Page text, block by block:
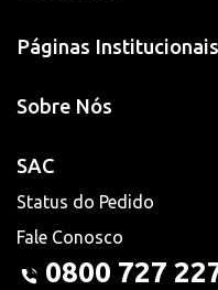
Páginas Institucionais
Sobre Nós
SAC
Status do Pedido
Fale Conosco
0800 727